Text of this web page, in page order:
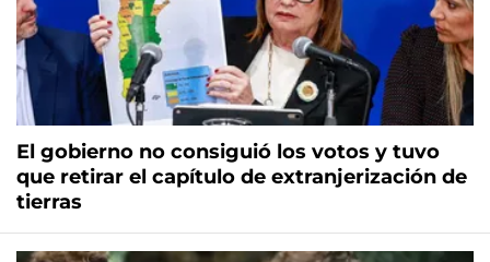
El gobierno no consiguió los votos y tuvo
que retirar el capítulo de extranjerización de
tierras